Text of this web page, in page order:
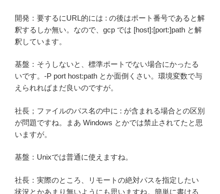
開発：要するにURL的には : の後はポート番号であると解
釈するしか無い。なので、gcp では [host]:[port:]path と解
釈しています。
基盤：そうしないと、標準ポートでない場合にかったる
いです。-P port host:path とか面倒くさい。環境変数で与
えられればまだ良いのですが。
社長；ファイルのパス名の中に : が含まれる場合との区別
が問題ですね。まあ Windows とかでは禁止されてたと思
いますが。
基盤：Unixでは普通に使えますね。
社長：実際のところ、リモートの絶対パスを指定したい
状況とかあまり無いようにも思いますね。簡単に書ける